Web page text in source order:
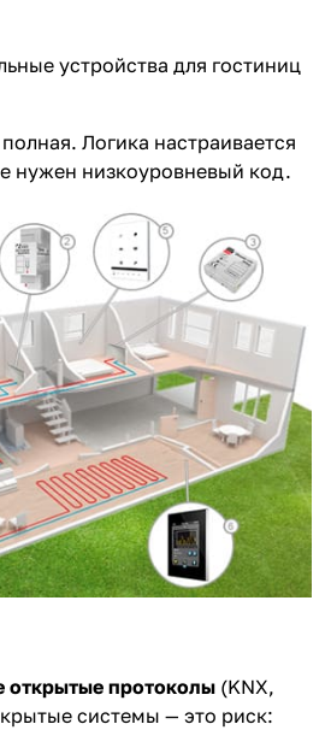
устройства для гостиниц
Логика настраивается
нужен низкоуровневый код.
открытые протоколы (KNX,
системы — это риск: